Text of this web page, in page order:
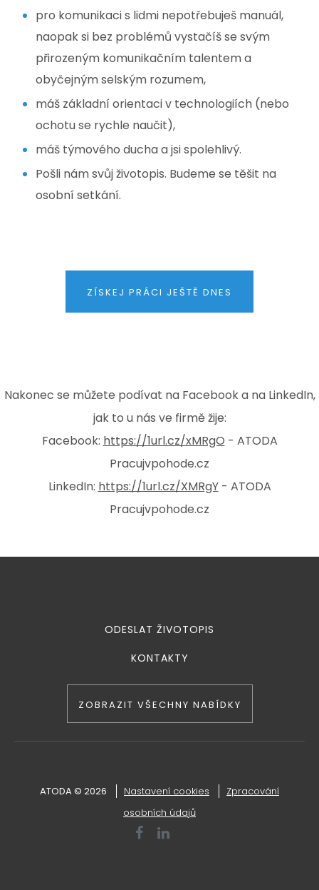
pro komunikaci s lidmi nepotřebuješ manuál,
naopak si bez problémů vystačíš se svým
přirozeným komunikačním talentem a
obyčejným selským rozumem,
máš základní orientaci v technologiích (nebo
ochotu se rychle naučit),
máš týmového ducha a jsi spolehlivý.
Pošli nám svůj životopis. Budeme se těšit na
osobní setkání.
ZÍSKEJ PRÁCI JEŠTĚ DNES
Nakonec se můžete podívat na Facebook a na LinkedIn,
jak to u nás ve firmě žije:
Facebook: https://1url.cz/xMRgO - ATODA
Pracujvpohode.cz
LinkedIn: https://1url.cz/XMRgY- ATODA
Pracujvpohode.cz
ODESLAT ŽIVOTOPIS
KONTAKTY
ZOBRAZIT VŠECHNY NABÍDKY
ATODA © 2026 Nastavení cookies
Zpracování
osobních údajů
 